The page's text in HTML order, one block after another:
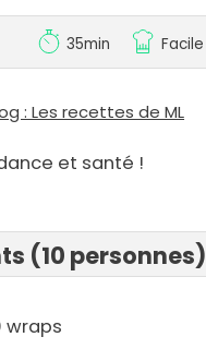
35min Facile
: Les recettes de ML
et santé !
(10 personnes)
wraps